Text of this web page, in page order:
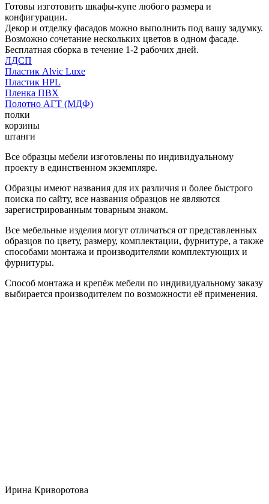
Готовы изготовить шкафы-купе любого размера и
конфигурации.
Декор и отделку фасадов можно выполнить под вашу задумку.
Возможно сочетание нескольких цветов в одном фасаде.
Бесплатная сборка в течение 1-2 рабочих дней.
ЛДСП
Пластик Alvic Luxe
Пластик HPL
Пленка ПВХ
Полотно АГТ (МДФ)
полки
корзины
штанги
Все образцы мебели изготовлены по индивидуальному
проекту в единственном экземпляре.
Образцы имеют названия для их различия и более быстрого
поиска по сайту, все названия образцов не являются
зарегистрированным товарным знаком.
Все мебельные изделия могут отличаться от представленных
образцов по цвету, размеру, комплектации, фурнитуре, а также
способами монтажа и производителями комплектующих и
фурнитуры.
Способ монтажа и крепёж мебели по индивидуальному заказу
выбирается производителем по возможности её применения.
Ирина Криворотова